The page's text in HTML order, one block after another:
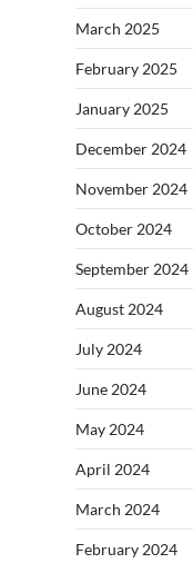
March 2025
February 2025
January 2025
December 2024
November 2024
October 2024
September 2024
August 2024
July 2024
June 2024
May 2024
April 2024
March 2024
February 2024